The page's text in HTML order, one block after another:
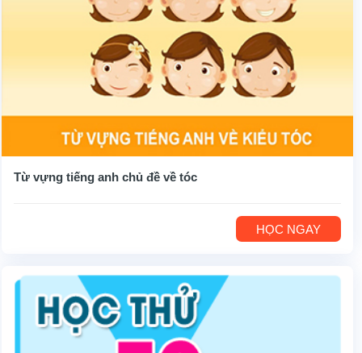
Từ vựng tiếng anh chủ đề về tóc
HỌC NGAY